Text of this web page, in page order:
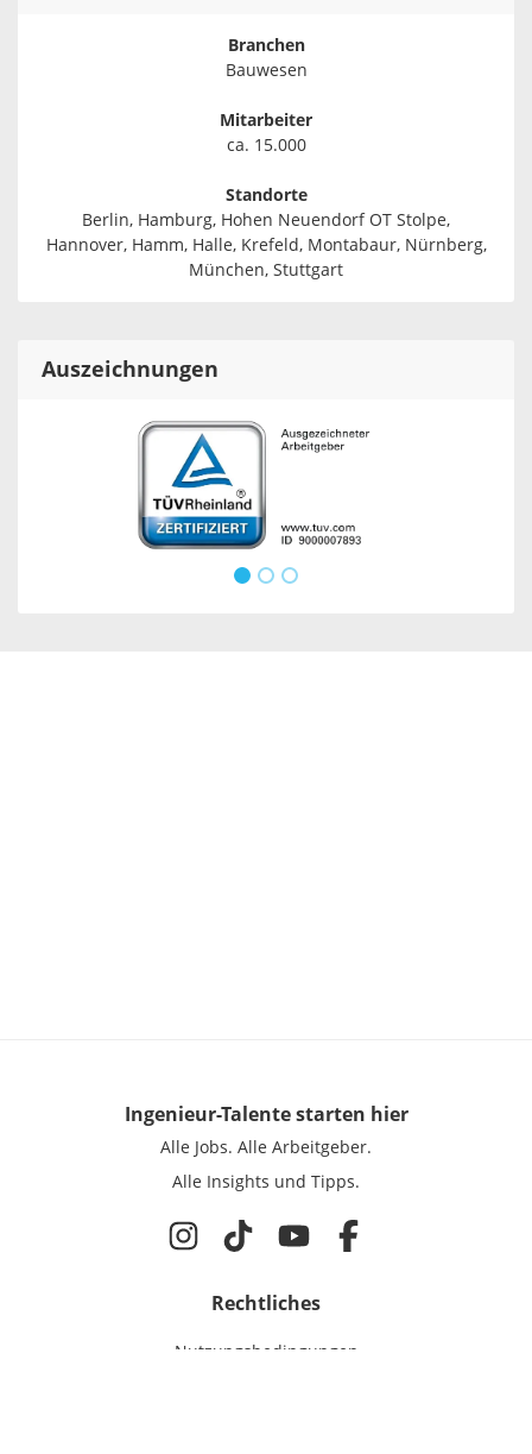
Branchen
Bauwesen
Mitarbeiter
ca. 15.000
Standorte
Berlin, Hamburg, Hohen Neuendorf OT Stolpe,
Hannover, Hamm, Halle, Krefeld, Montabaur, Nürnberg,
München, Stuttgart
Auszeichnungen
Ingenieur-Talentestarten hier
Alle Jobs. Alle Arbeitgeber.
Alle Insights und Tipps.
Rechtliches
Nutzungsbedingungen